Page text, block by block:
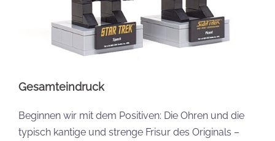
Gesamteindruck
Beginnen wir mit dem Positiven: Die Ohren und die
typisch kantige und strenge Frisur des Originals –